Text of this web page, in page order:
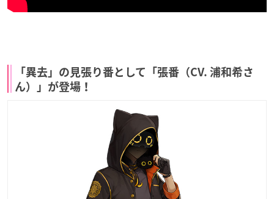
「異去」の見張り番として「張番（CV. 浦和希さ
ん）」が登場！